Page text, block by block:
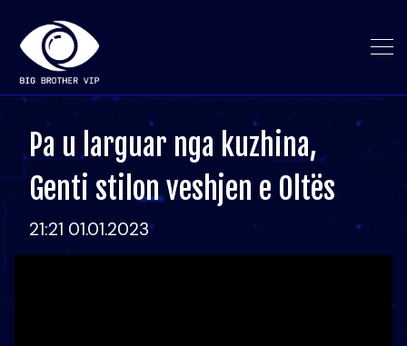
Pa u larguar nga kuzhina,
Genti stilon veshjen e Oltës
21:21 01.01.2023